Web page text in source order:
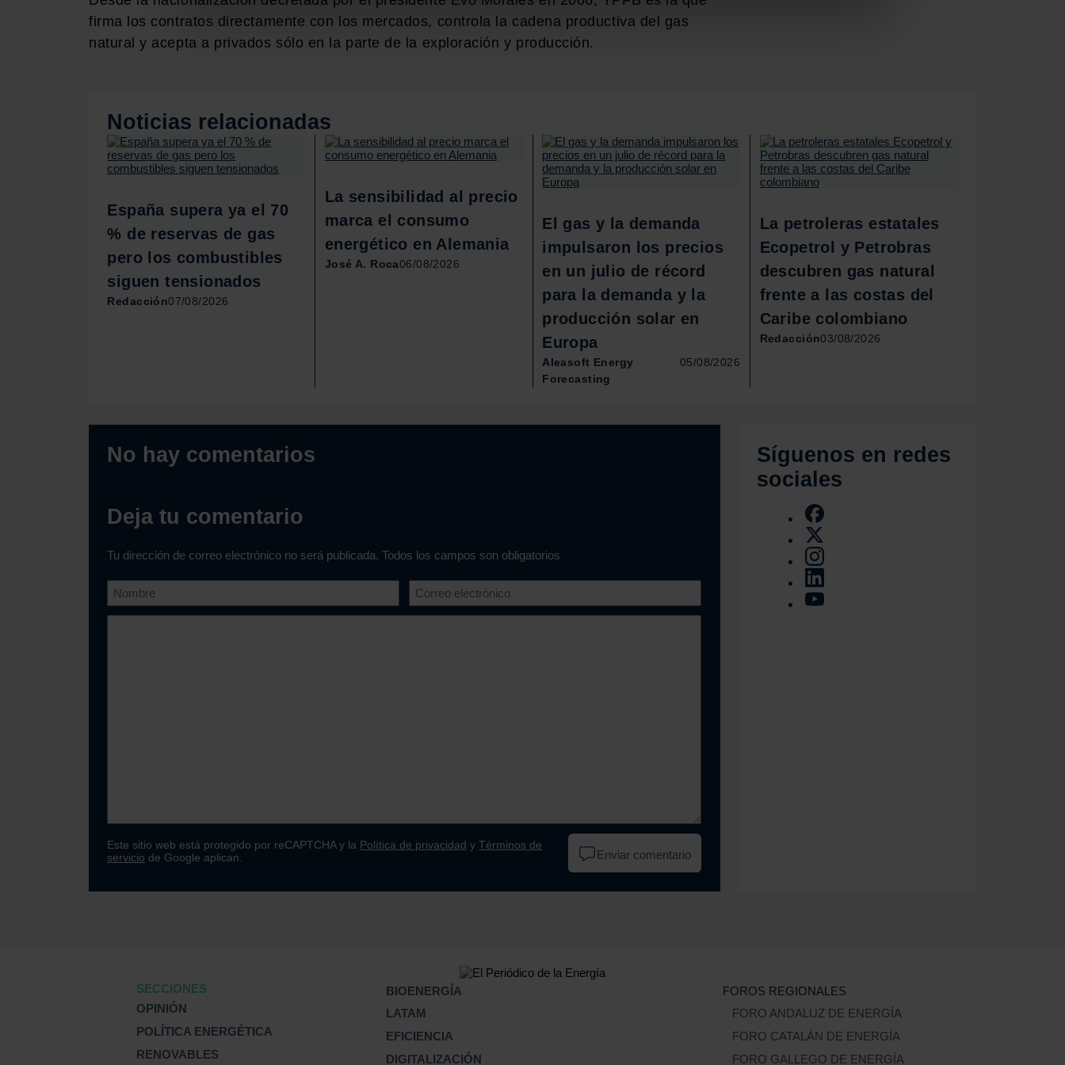
Las cookies de este sitio web se usan para personalizar el contenido y los anuncios, ofrecer funciones de redes sociales
y analizar el tráfico. Además, compartimos información sobre el uso que haga del sitio web con nuestros partners de
firma los contratos directamente con los mercados, controla la cadena productiva del gas
natural y acepta a privados sólo en la parte de la exploración y producción.
Noticias relacionadas
España supera ya el 70
% de reservas de gas
pero los combustibles
siguen tensionados
Redacción07/08/2026
La sensibilidad al precio
marca el consumo
energético en Alemania
José A. Roca06/08/2026
El gas y la demanda
impulsaron los precios
en un julio de récord
para la demanda y la
producción solar en
Europa
Aleasoft Energy
Forecasting
05/08/2026
La petroleras estatales
Ecopetrol y Petrobras
descubren gas natural
frente a las costas del
Caribe colombiano
Redacción03/08/2026
No hay comentarios
Deja tu comentario
Tu dirección de correo electrónico no será publicada. Todos los campos son obligatorios
Este sitio web está protegido por reCAPTCHA y la Política de privacidad yTérminos de
servicio de Google aplican. Enviar comentario
Síguenos en redes
sociales
SECCIONES
OPINIÓN
POLÍTICA ENERGÉTICA
RENOVABLES
BIOENERGÍA
LATAM
EFICIENCIA
DIGITALIZACIÓN
FOROS REGIONALES
FORO ANDALUZ DE ENERGÍA
FORO CATALÁN DE ENERGÍA
FORO GALLEGO DE ENERGÍA